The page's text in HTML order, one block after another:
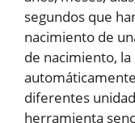
segundos que
nacimiento de
de nacimiento, la
diferentes
herramienta